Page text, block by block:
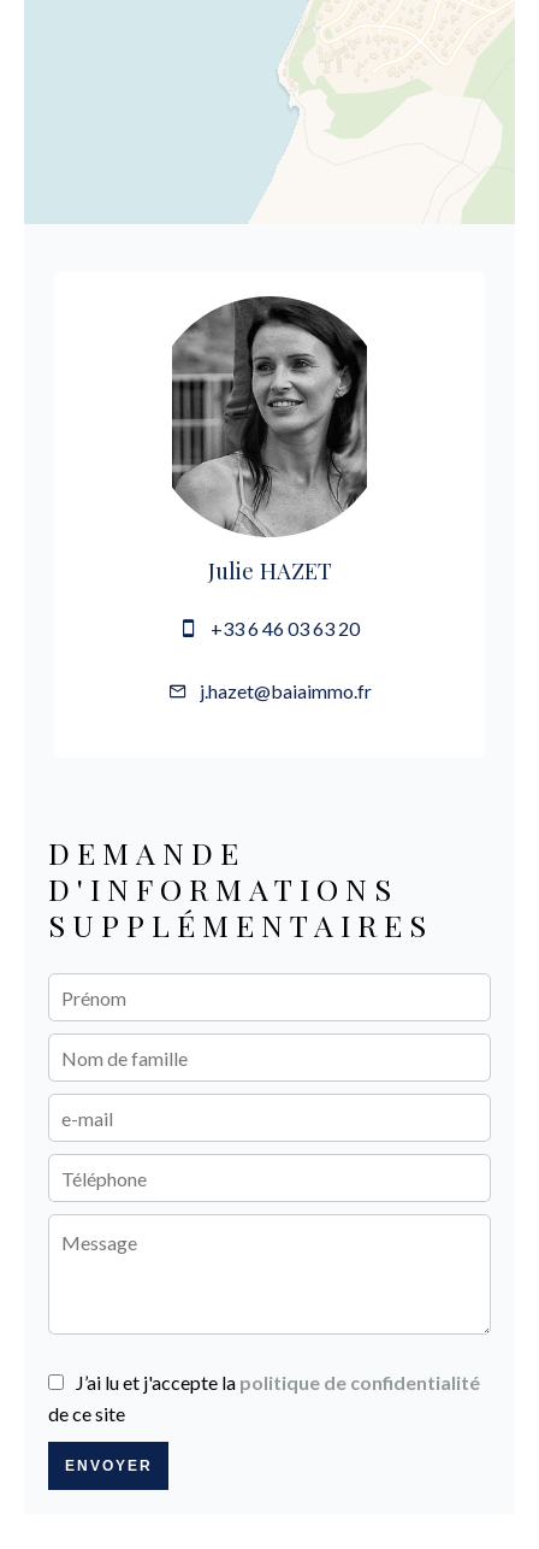
Julie HAZET
+33 6 46 03 63 20
j.hazet@baiaimmo.fr
DEMANDE
D'INFORMATIONS
SUPPLÉMENTAIRES
J’ai lu et j'accepte la politique de confidentialité
de ce site
ENVOYER